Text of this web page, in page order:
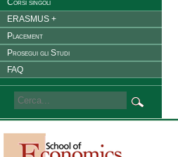
Corsi singoli
ERASMUS +
Placement
Prosegui gli Studi
FAQ